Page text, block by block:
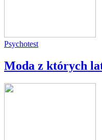
Psychotest
Moda z których